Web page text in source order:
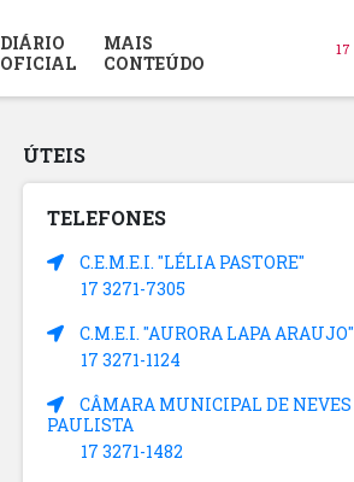
DIÁRIO
OFICIAL
MAIS
CONTEÚDO
17
ÚTEIS
TELEFONES
C.E.M.E.I. "LÉLIA PASTORE"
17 3271-7305
C.M.E.I. "AURORA LAPA ARAUJO"
17 3271-1124
CÂMARA MUNICIPAL DE NEVES
PAULISTA
17 3271-1482